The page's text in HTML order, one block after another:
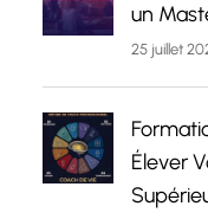
un
25 juillet
Élever